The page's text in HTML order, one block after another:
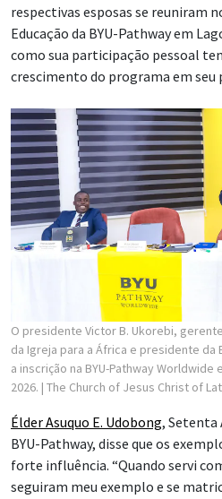
respectivas esposas se reuniram
Educação da BYU-Pathway em
como sua participação pessoal
crescimento do programa em seu
O presidente Victor B. Ukorebi,
da Igreja para a África e presidente da
a inscrição na BYU-Pathway
2026. | The Church of Jesus Christ of
Élder Asuquo E. Udobong, Setenta
BYU-Pathway, disse que os
forte influência. “Quando servi
seguiram meu exemplo e se